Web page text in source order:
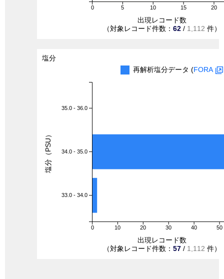
0 5 10 15 20
出現レコード数
（対象レコード件数： 62 / 1,112 件）
塩分
再解析塩分データ (FORA
0 10 20 30 40 50
35.0 - 36.0
34.0 - 35.0
33.0 - 34.0
出現レコード数
（対象レコード件数： 57 / 1,112 件）
塩分（PSU）